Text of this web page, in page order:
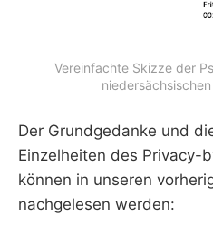
Vereinfachte Skizze der
Der Grundgedanke und
Einzelheiten des Privacy-
können in unseren
nachgelesen werden: